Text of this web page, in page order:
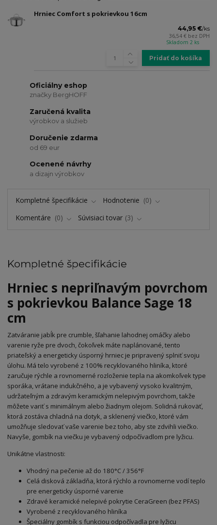
Hrniec Comfort s pokrievkou 16cm
44,95 €/ks
36,54 € bez DPH
Skladom 2 ks
Pridať do košíka
Oficiálny eshop
značky BergHOFF
Zaručená kvalita
výrobkov a služieb
Doručenie zdarma
od 69 eur
Ocenené návrhy
a dizajn výrobkov
Kompletné špecifikácie Hodnotenie
0
Komentáre
0 Súvisiaci tovar 3
Kompletné špecifikácie
Hrniec s nepriľnavým povrchom
s pokrievkou Balance Sage 18
cm
Zatváranie jabĺk pre crumble, šľahanie lahodnej omáčky alebo
varenie ryže pre dvoch, čokoľvek máte naplánované, tento
priateľský a energeticky úsporný hrniec je pripravený splniť svoju
úlohu. Má telo vyrobené z 100% recyklovaného hliníka, ktoré
zaručuje rýchle a rovnomerné rozloženie tepla na akomkoľvek type
sporáka, vrátane indukčného, a je vybavený vysoko kvalitným,
udržateľným a zdravým keramickým nelepivým povrchom, takže
môžete variť s minimálnym alebo žiadnym olejom. Solidná rukoväť,
ktorá zostáva chladná na dotyk, a sklenený viečko, ktoré vám
umožňuje sledovať vaše varenie bez toho, aby ste zdvihli viečko.
Navyše, gombík na viečku je vybavený odpočívadlom pre lyžicu.
Unikátne vlastnosti:
Vhodný na pečenie až do 180°C / 356°F
Celá disková základňa, ktorá rýchlo a rovnomerne vodí teplo
pre energeticky úsporné varenie
Zdravé keramické nelepivé pokrytie CeraGreen (bez PFAS)
Vyrobené z recyklovaného hliníka
Špeciálny gombík s funkciou odpočívadla pre lyžicu